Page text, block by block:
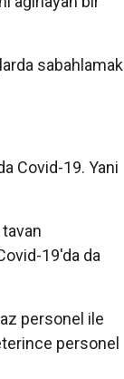
sabahlamak
Covid-19. Yani
19'da da
personel ile
personel